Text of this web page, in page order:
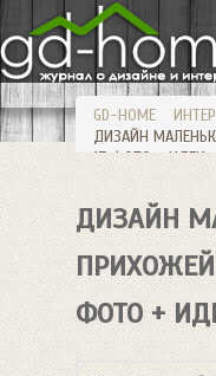
GD-HOME
ДИЗАЙН
17 ФОТО + ИДЕИ
ДИЗАЙН
ПРИХОЖЕЙ
ФОТО +